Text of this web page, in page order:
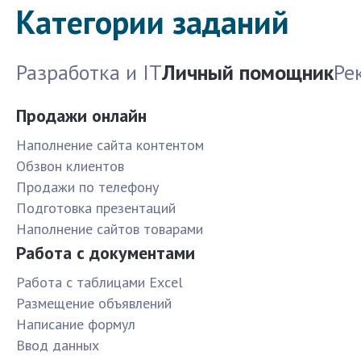
Категории заданий
Разработка и ITЛичный помощник
Продажи онлайн
Наполнение сайта контентом
Обзвон клиентов
Продажи по телефону
Подготовка презентаций
Наполнение сайтов товарами
Работа с документами
Работа с таблицами Excel
Размещение объявлений
Написание формул
Ввод данных